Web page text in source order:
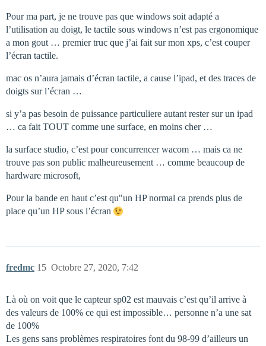
Pour ma part, je ne trouve pas que windows soit adapté a
l’utilisation au doigt, le tactile sous windows n’est pas ergonomique
a mon gout … premier truc que j’ai fait sur mon xps, c’est couper
l’écran tactile.
mac os n’aura jamais d’écran tactile, a cause l’ipad, et des traces de
doigts sur l’écran …
si y’a pas besoin de puissance particuliere autant rester sur un ipad
… ca fait TOUT comme une surface, en moins cher …
la surface studio, c’est pour concurrencer wacom … mais ca ne
trouve pas son public malheureusement … comme beaucoup de
hardware microsoft,
Pour la bande en haut c’est qu"un HP normal ca prends plus de
place qu’un HP sous l’écran
fredmc Octobre 27, 2020, 7:42
15
Là où on voit que le capteur sp02 est mauvais c’est qu’il arrive à
des valeurs de 100% ce qui est impossible… personne n’a une sat
de 100%
Les gens sans problèmes respiratoires font du 98-99 d’ailleurs un